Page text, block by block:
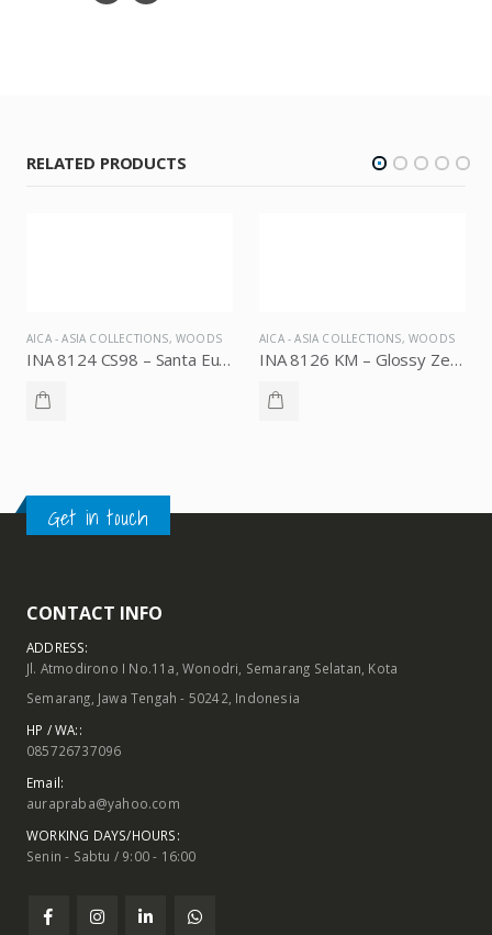
RELATED PRODUCTS
AICA - ASIA COLLECTIONS,WOODS
INA 8124 CS98 – Santa Eucalyptus, AICA Asia Collections
AICA - ASIA COLLECTIONS,WOODS
INA 8126 KM – Glossy Zen Zercoba, AICA Asia Collections
Get in touch
CONTACT INFO
ADDRESS:
Jl. Atmodirono I No.11a, Wonodri, Semarang Selatan, Kota
Semarang, Jawa Tengah - 50242, Indonesia
HP / WA::
085726737096
Email:
aurapraba@yahoo.com
WORKING DAYS/HOURS:
Senin - Sabtu / 9:00 - 16:00